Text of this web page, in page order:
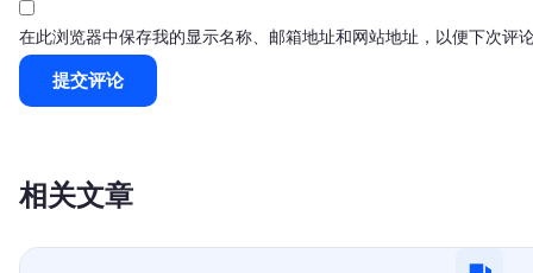
在此浏览器中保存我的显示名称、邮箱地址和网站地址，以便下次评
相关文章